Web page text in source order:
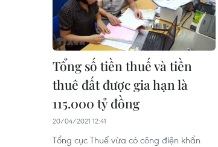
Tổng số tiền thuế và tiền
thuê đất được gia hạn là
115.000 tỷ đồng
20/04/2021 12:41
Tổng cục Thuế vừa có công điện khẩn